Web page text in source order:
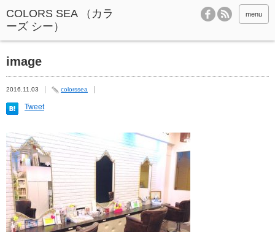
menu
image
2016.11.03 colorssea
Tweet